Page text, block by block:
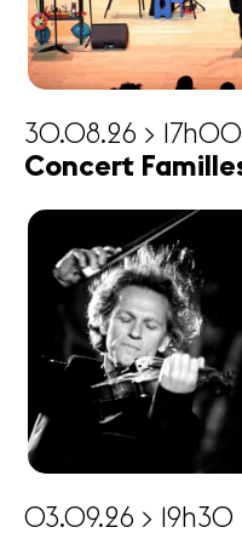
30.08.26 > 17h00
Concert
03.09.26 > 19h30